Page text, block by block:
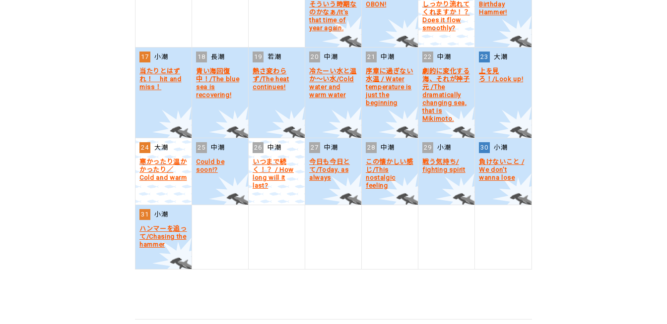
そういう時期な
のかなぁ/It’s
that time of
year again.
OBON!
しっかり流れて
くれますか！？
Does it flow
smoothly?
Birthday
Hammer!
17
小潮
当たりとはず
れ！ hit and
miss！
18
長潮
青い海回復
中！/The blue
sea is
recovering!
19
若潮
熱さ変わら
ず/The heat
continues!
20
中潮
冷たーい水と温
か～い水/Cold
water and
warm water
21
中潮
序章に過ぎない
水温 / Water
temperature is
just the
beginning
22
中潮
劇的に変化する
海、それが神子
元 /The
dramatically
changing sea,
that is
Mikimoto.
23
大潮
上を見
ろ！/Look up!
24
大潮
寒かったり温か
かったり／
Cold and warm
25
中潮
Could be
soon!?
26
中潮
いつまで続
く！？ / How
long will it
last?
27
中潮
今日も今日と
て/Today, as
always
28
中潮
この懐かしい感
じ/This
nostalgic
feeling
29
小潮
戦う気持ち/
fighting spirit
30
小潮
負けないこと /
We don’t
wanna lose
31
小潮
ハンマーを追っ
て/Chasing the
hammer